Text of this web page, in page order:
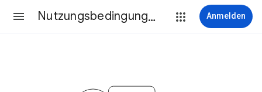
Nutzungsbedingungen Anmelden